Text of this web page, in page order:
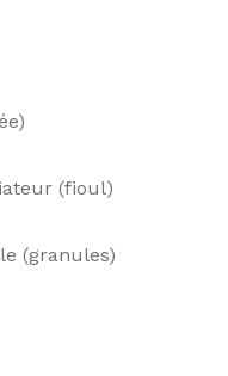
(fioul)
(granules)